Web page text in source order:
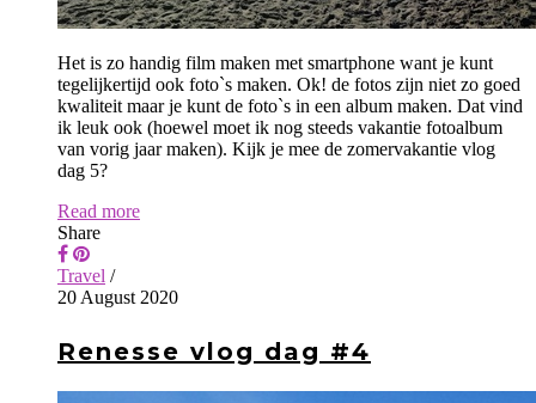
Het is zo handig film maken met smartphone want je kunt
tegelijkertijd ook foto`s maken. Ok! de fotos zijn niet zo goed
kwaliteit maar je kunt de foto`s in een album maken. Dat vind
ik leuk ook (hoewel moet ik nog steeds vakantie fotoalbum
van vorig jaar maken). Kijk je mee de zomervakantie vlog
dag 5?
Read more
Share
Travel /
20 August 2020
Renesse vlog dag #4